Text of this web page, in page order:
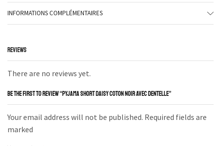
INFORMATIONS COMPLÉMENTAIRES
REVIEWS
There are no reviews yet.
BE THE FIRST TO REVIEW “PYJAMA SHORT DAISY COTON NOIR AVEC DENTELLE”
Your email address will not be published. Required fields are
marked